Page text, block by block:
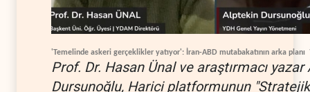
'Temelinde askeri gerçeklikler yatıyor': İran-ABD mutabakatının arka planı
Prof. Dr. Hasan Ünal ve araştırmacı
Dursunoğlu, Harici platformunun